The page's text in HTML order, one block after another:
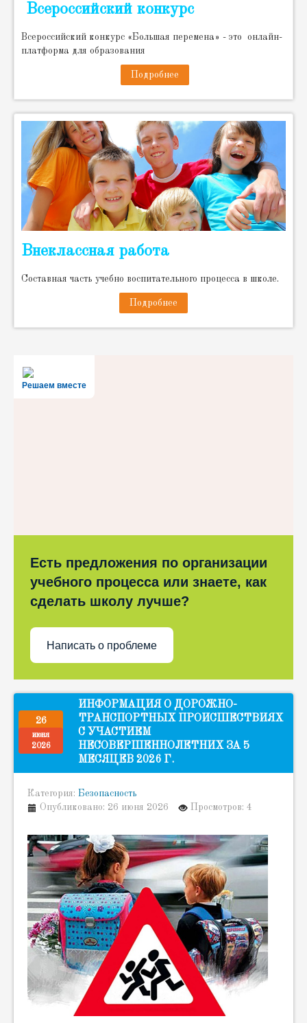
Всероссийский конкурс
Всероссийский конкурс «Большая перемена» - это онлайн-
платформа для образования
Подробнее
Внеклассная работа
Cоставная часть учебно воспитательного процесса в школе.
Подробнее
Решаем вместе
Есть предложения по организации
учебного процесса или знаете, как
сделать школу лучше?
Написать о проблеме
26
июня
2026
ИНФОРМАЦИЯ О ДОРОЖНО-
ТРАНСПОРТНЫХ ПРОИСШЕСТВИЯХ
С УЧАСТИЕМ
НЕСОВЕРШЕННОЛЕТНИХ ЗА 5
МЕСЯЦЕВ 2026 Г.
Категория: Безопасность
Опубликовано: 26 июня 2026
Просмотров: 4